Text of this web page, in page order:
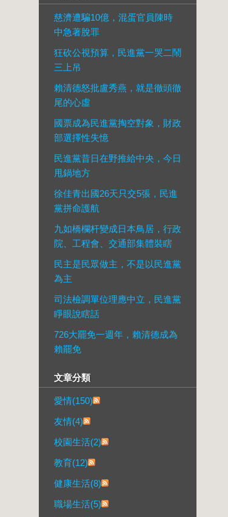
慈濟遭騙10億，混蛋官員陳時
中急著脫罪
狂砍公視預算，民進黨一哭二鬧
三上吊
賴清德怒批盧秀燕，就是徹頭徹
尾的心虛
國票成為民進黨掏空對象，財政
部選擇性失憶
民進黨昔日在野推給中央，今日
甩鍋地方
徐佳青出國26天只交5張，民進
黨拼命護航
九如橋欄杆變成日本鳥居，行政
院、工程會、交通部集體裝瞎
民主是民眾做主，不是以民進黨
為主
司法檢調單位理應中立，民進黨
睜眼說瞎話
726大罷免一週年，賴清德成為
賴罷免
文章分類
愛情(150)
友情(4)
校園生活(2)
教育(12)
健康生活(8)
職場生活(5)